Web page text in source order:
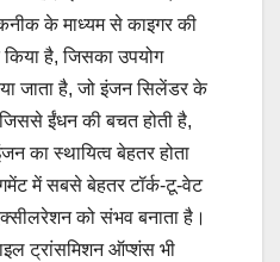
के माध्यम से काइगर की
किया है, जिसका उपयोग
जाता है, जो इंजन सिलेंडर के
ईंधन की बचत होती है,
का स्थायित्व बेहतर होता
में सबसे बेहतर टॉर्क-टू-वेट
को संभव बनाता है।
ट्रांसमिशन ऑप्शंस भी